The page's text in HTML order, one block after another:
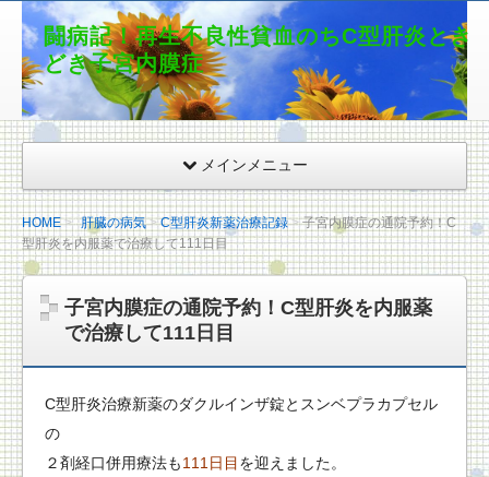
闘病記！再生不良性貧血のちC型肝炎とき
どき子宮内膜症
メインメニュー
HOME 肝臓の病気 C型肝炎新薬治療記録
子宮内膜症の通院予約！C
型肝炎を内服薬で治療して111日目
子宮内膜症の通院予約！C型肝炎を内服薬
で治療して111日目
C型肝炎治療新薬のダクルインザ錠とスンベプラカプセル
の
２剤経口併用療法も111日目 を迎えました。